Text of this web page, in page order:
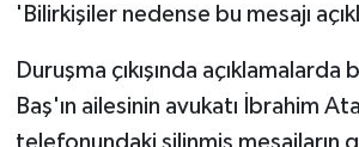
'Bilirkişiler nedense bu mesajı
Duruşma çıkışında açıklamalarda
Baş'ın ailesinin avukatı İbrahim
telefonundaki silinmiş mesajların